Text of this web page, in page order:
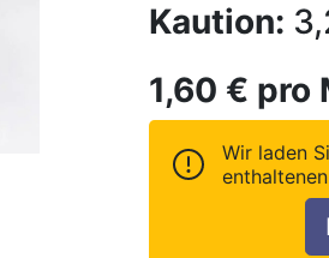
Kaution:
1,60 € pro
Wir laden